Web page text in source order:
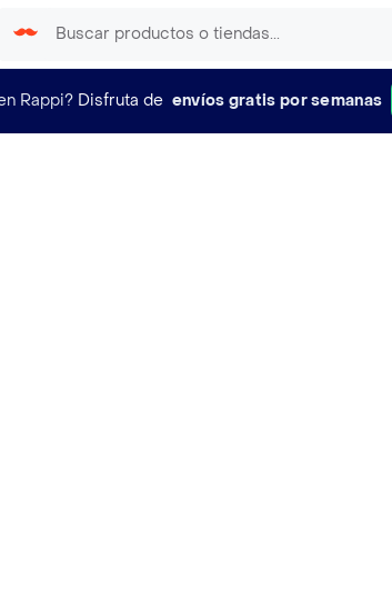
Rappi? Disfruta de envíos gratis por semanas